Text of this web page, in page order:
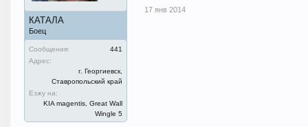
КАТАЛА
Боец
Сообщения:
441
Адрес:
г. Георгиевск,
Ставропольский край
Езжу на:
KIA magentis, Great Wall
Wingle 5
17 янв 2014